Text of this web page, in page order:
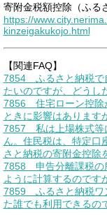
寄附金税額控除（ふる
https://
kinzeigakukojo.html
【関連FAQ】
7854 ふるさと納税で
たいのですが、どうし
7856 住宅ローン控除
ときに影響はあります
7857 私は上場株式等
ん。住民税は、特定口
さと納税の寄附金控除
7858 申告分離課税の
ように計算するのです
7859 ふるさと納税ワ
た誰でも利用できるの